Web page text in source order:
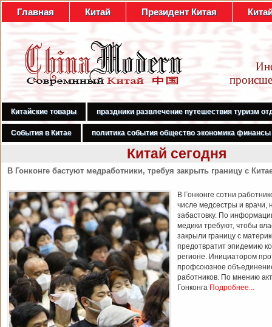
Главная Китай Президент Китая
Китайские товары праздники развлечение путешествия туризм
События в Китае политика события общество экономика финансы
Китай сегодня
В Гонконге бастуют медработники, требуя закрыть границу с
В Гонконге сотни
числе медсестры и врачи,
забастовку. По
медики требуют, чтобы
закрыли границу с
предотвратит эпидемию
регионе. Инициатором
профсоюзное
работников. По мнению
Гонконга Подробнее...